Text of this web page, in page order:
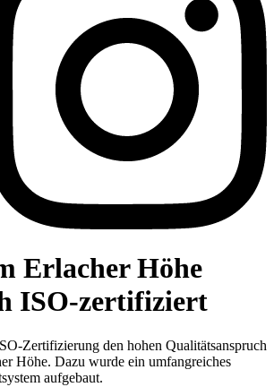
Erlacher Höhe
ISO-zertifiziert
Zertifizierung den hohen Qualitätsanspruch
Höhe. Dazu wurde ein umfangreiches
aufgebaut.